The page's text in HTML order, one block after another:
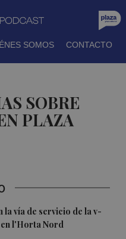
SOMOS CONTACTO
SOBRE
PLAZA
vía de servicio de la v-
l'Horta Nord